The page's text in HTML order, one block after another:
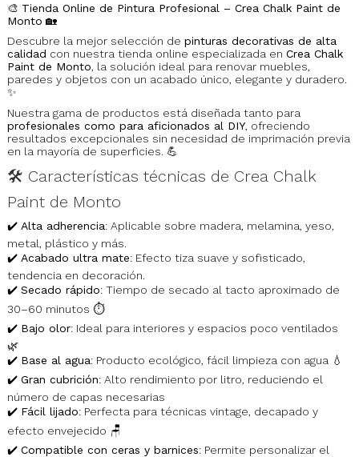
🎨 Tienda Online de Pintura Profesional – Crea Chalk Paint de
Monto 🏡
Descubre la mejor selección de pinturas decorativas de alta
calidad con nuestra tienda online especializada en Crea Chalk
Paint de Monto, la solución ideal para renovar muebles,
paredes y objetos con un acabado único, elegante y duradero.
✨
Nuestra gama de productos está diseñada tanto para
profesionales como para aficionados al DIY, ofreciendo
resultados excepcionales sin necesidad de imprimación previa
en la mayoría de superficies. 💪
🛠️ Características técnicas de Crea Chalk
Paint de Monto
✔️ Alta adherencia: Aplicable sobre madera, melamina, yeso,
metal, plástico y más.
✔️ Acabado ultra mate: Efecto tiza suave y sofisticado,
tendencia en decoración.
✔️ Secado rápido: Tiempo de secado al tacto aproximado de
30–60 minutos ⏱️
✔️ Bajo olor: Ideal para interiores y espacios poco ventilados
🌿
✔️ Base al agua: Producto ecológico, fácil limpieza con agua 💧
✔️ Gran cubrición: Alto rendimiento por litro, reduciendo el
número de capas necesarias
✔️ Fácil lijado: Perfecta para técnicas vintage, decapado y
efecto envejecido 🪑
✔️ Compatible con ceras y barnices: Permite personalizar el